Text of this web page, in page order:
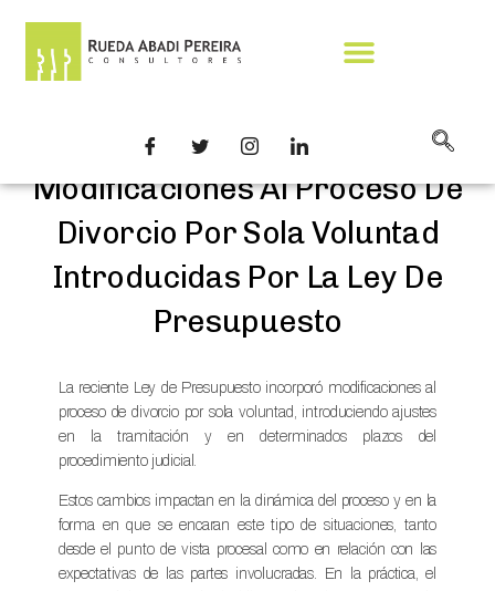
Modificaciones Al Proceso De
Divorcio Por Sola Voluntad
Introducidas Por La Ley De
Presupuesto
La reciente Ley de Presupuesto incorporó modificaciones al
proceso de divorcio por sola voluntad, introduciendo ajustes
en la tramitación y en determinados plazos del
procedimiento judicial.
Estos cambios impactan en la dinámica del proceso y en la
forma en que se encaran este tipo de situaciones, tanto
desde el punto de vista procesal como en relación con las
expectativas de las partes involucradas. En la práctica, el